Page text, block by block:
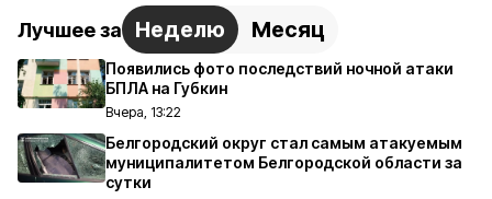
Лучшее за Неделю Месяц
Появились фото последствий ночной атаки
БПЛА на Губкин
Вчера, 13:22
Белгородский округ стал самым атакуемым
муниципалитетом Белгородской области за
сутки